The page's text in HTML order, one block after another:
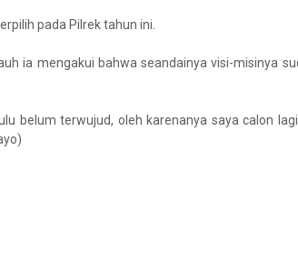
pada Pilrek tahun ini.
ia mengakui bahwa seandainya visi-misinya
belum terwujud, oleh karenanya saya calon